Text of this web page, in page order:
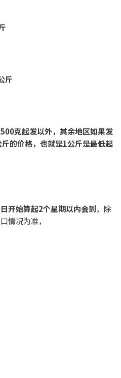
斤
克起发以外，其余地区如果发
的价格，也就是1公斤是最低起
开始算起2个星期以内会到，除
情况为准，